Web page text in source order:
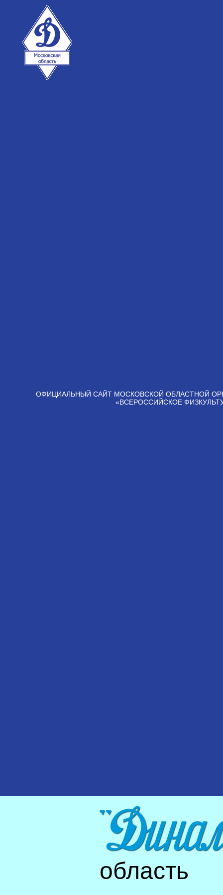
ОФИЦИАЛЬНЫЙ САЙТ МОСКОВСКОЙ ОБЛАСТНОЙ
«ВСЕРОССИЙСКОЕ
область